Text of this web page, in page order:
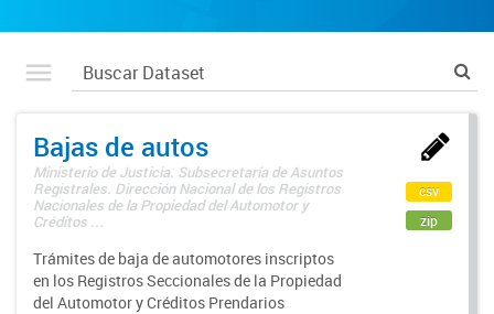
Bajas de autos
Ministerio de Justicia. Subsecretaría de Asuntos
Registrales. Dirección Nacional de los Registros
Nacionales de la Propiedad del Automotor y
Créditos ...
Trámites de baja de automotores inscriptos
en los Registros Seccionales de la Propiedad
del Automotor y Créditos Prendarios
csv
zip